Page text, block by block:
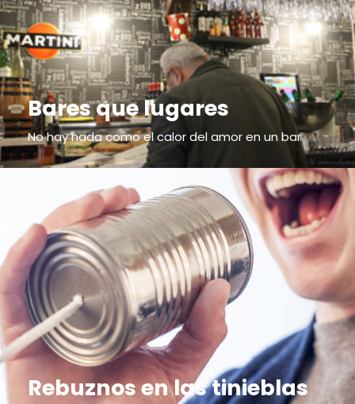
Bares que lugares
No hay nada como el calor del amor en un bar
Rebuznos en las tinieblas